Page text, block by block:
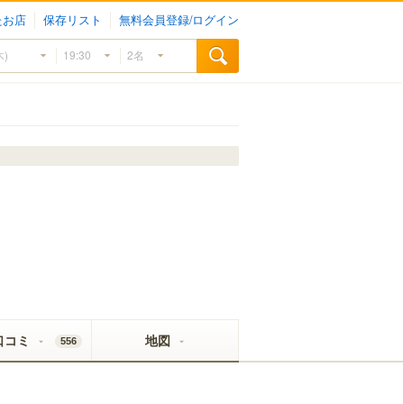
店 保存リスト 無料会員登録/ログイン
コミ 556 地図